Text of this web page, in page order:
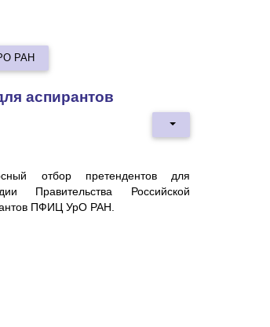
РАН
аспирантов
отбор претендентов для
Правительства Российской
ПФИЦ УрО РАН.